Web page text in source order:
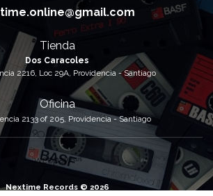
Tienda
Dos Caracoles
2216, Loc 29A, Providencia - Santiago
Oficina
2133 of 205, Providencia - Santiago
Nextime Records © 2026